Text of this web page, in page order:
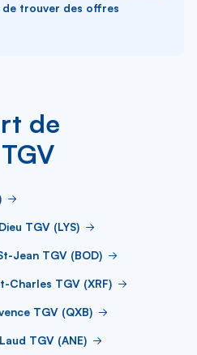
de trouver des offres
de
TGV (LYS)
Jean TGV (BOD)
Charles TGV (XRF)
TGV (QXB)
TGV (ANE)